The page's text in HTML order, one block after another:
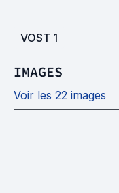
VOST 1
IMAGES
Voir les 22 images